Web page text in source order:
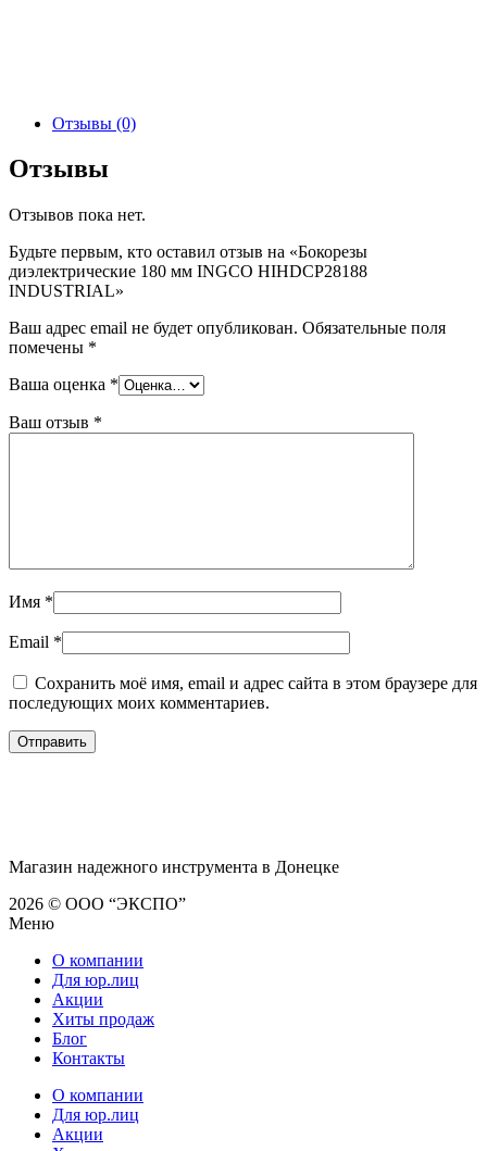
Отзывы (0)
Отзывы
Отзывов пока нет.
Будьте первым, кто оставил отзыв на «Бокорезы
диэлектрические 180 мм INGCO HIHDCP28188
INDUSTRIAL»
Ваш адрес email не будет опубликован. Обязательные поля
помечены *
Ваша оценка *
Ваш отзыв *
Имя *
Email *
Сохранить моё имя, email и адрес сайта в этом браузере для
последующих моих комментариев.
Магазин надежного инструмента в Донецке
2026 © ООО “ЭКСПО”
Меню
О компании
Для юр.лиц
Акции
Хиты продаж
Блог
Контакты
О компании
Для юр.лиц
Акции